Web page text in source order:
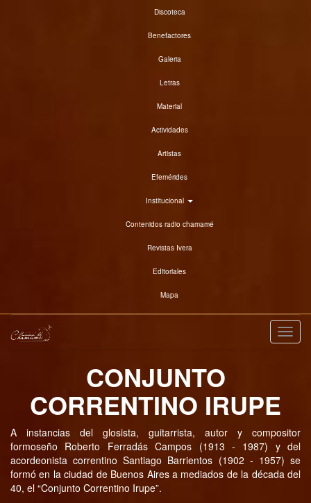
Discoteca
Benefactores
Galeria
Letras
Material
Actividades
Artistas
Efemérides
Institucional
Contenidos radio chamamé
Revistas Ivera
Editoriales
Mapa
CONJUNTO
CORRENTINO IRUPE
A instancias del glosista, guitarrista, autor y compositor
formoseño Roberto Ferradás Campos (1913 - 1987) y del
acordeonista correntino Santiago Barrientos (1902 - 1957) se
formó en la ciudad de Buenos Aires a mediados de la década del
40, el “Conjunto Correntino Irupe”.